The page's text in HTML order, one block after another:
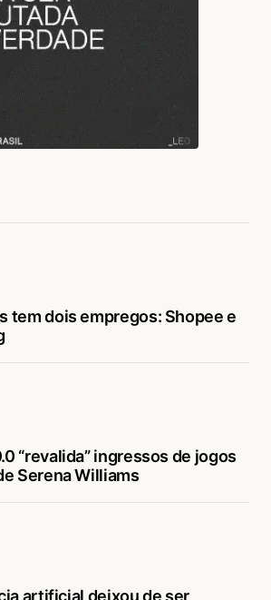
tem dois empregos: Shopee e
“revalida” ingressos de jogos
Serena Williams